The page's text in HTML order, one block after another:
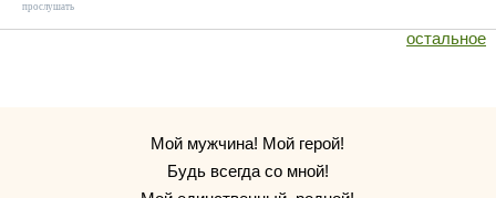
прослушать
остальное
Мой мужчина! Мой герой!
Будь всегда со мной!